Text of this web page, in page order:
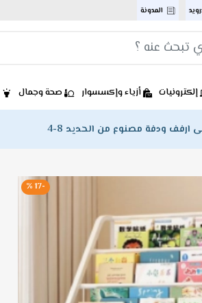
المدونة
إلكترونيات أزياء وإكسسوار صحة وجمال
ودفة مصنوع من الحديد 8-4
-17 %